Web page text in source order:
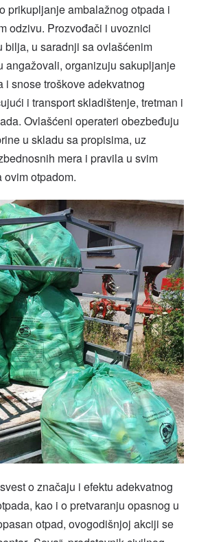
prikupljanje ambalažnog otpada i
odzivu. Prozvođači i uvoznici
bilja, u saradnji sa ovlašćenim
angažovali, organizuju sakupljanje
i snose troškove adekvatnog
i transport skladištenje, tretman i
Ovlašćeni operateri obezbeđuju
u skladu sa propisima, uz
mera i pravila u svim
otpadom.
o značaju i efektu adekvatnog
kao i o pretvaranju opasnog u
otpad, ovogodišnjoj akciji se